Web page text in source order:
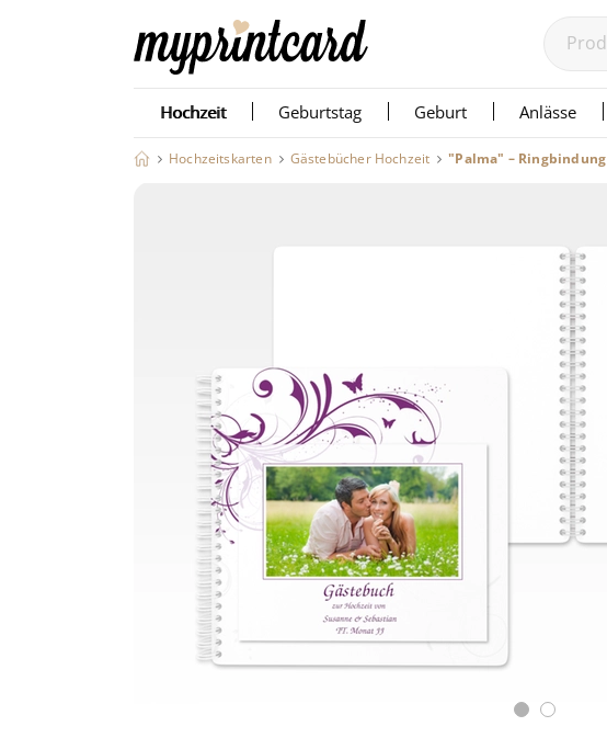
Hochzeit Geburtstag Geburt Anlässe
Hochzeitskarten Gästebücher Hochzeit "Palma" – Ringbindung